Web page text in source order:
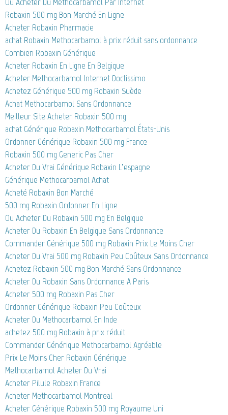
Robaxin 500 mg Bon Marché En Ligne
Acheter Robaxin Pharmacie
achat Robaxin Methocarbamol à prix réduit sans ordonnance
Combien Robaxin Générique
Acheter Robaxin En Ligne En Belgique
Acheter Methocarbamol Internet Doctissimo
Achetez Générique 500 mg Robaxin Suède
Achat Methocarbamol Sans Ordonnance
Meilleur Site Acheter Robaxin 500 mg
achat Générique Robaxin Methocarbamol États-Unis
Ordonner Générique Robaxin 500 mg France
Robaxin 500 mg Generic Pas Cher
Acheter Du Vrai Générique Robaxin L’espagne
Générique Methocarbamol Achat
Acheté Robaxin Bon Marché
500 mg Robaxin Ordonner En Ligne
Ou Acheter Du Robaxin 500 mg En Belgique
Acheter Du Robaxin En Belgique Sans Ordonnance
Commander Générique 500 mg Robaxin Prix Le Moins Cher
Acheter Du Vrai 500 mg Robaxin Peu Coûteux Sans Ordonnance
Achetez Robaxin 500 mg Bon Marché Sans Ordonnance
Acheter Du Robaxin Sans Ordonnance A Paris
Acheter 500 mg Robaxin Pas Cher
Ordonner Générique Robaxin Peu Coûteux
Acheter Du Methocarbamol En Inde
achetez 500 mg Robaxin à prix réduit
Commander Générique Methocarbamol Agréable
Prix Le Moins Cher Robaxin Générique
Methocarbamol Acheter Du Vrai
Acheter Pilule Robaxin France
Acheter Methocarbamol Montreal
Acheter Générique Robaxin 500 mg Royaume Uni